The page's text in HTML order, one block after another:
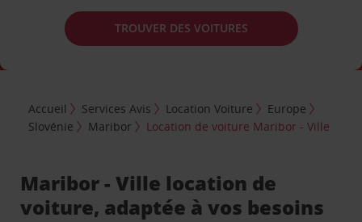
TROUVER DES VOITURES
Accueil Services Avis Location Voiture
Europe
Slovénie
Maribor Location de voiture Maribor - Ville
Maribor - Ville location de
voiture, adaptée à vos besoins